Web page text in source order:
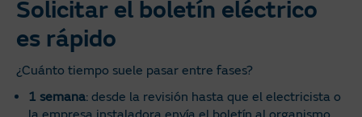
Solicitar el boletín eléctrico
es rápido
¿Cuánto tiempo suele pasar entre fases?
1 semana: desde la revisión hasta que el electricista o